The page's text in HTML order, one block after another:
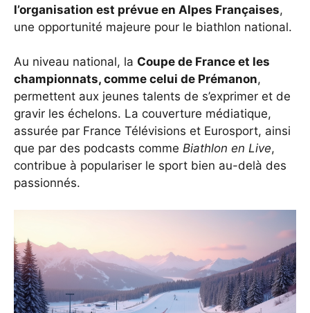
l’organisation est prévue en Alpes Françaises,
une opportunité majeure pour le biathlon national.
Au niveau national, la Coupe de France et les
championnats, comme celui de Prémanon,
permettent aux jeunes talents de s’exprimer et de
gravir les échelons. La couverture médiatique,
assurée par France Télévisions et Eurosport, ainsi
que par des podcasts comme Biathlon en Live,
contribue à populariser le sport bien au-delà des
passionnés.